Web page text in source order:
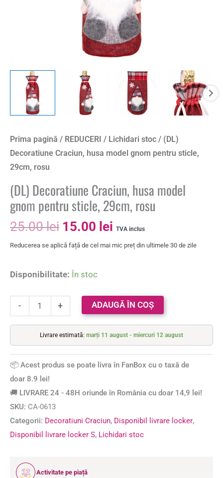
Prima pagină / REDUCERI / Lichidari stoc / (DL)
Decoratiune Craciun, husa model gnom pentru sticle,
29cm, rosu
(DL) Decoratiune Craciun, husa model
gnom pentru sticle, 29cm, rosu
25.00lei 15.00 lei TVA inclus
Reducerea se aplică față de cel mai mic preț din ultimele 30 de zile
Disponibilitate: În stoc
- + ADAUGĂ ÎN COȘ
Livrare estimată: marți 11 august - miercuri 12 august
📦 Acest produs se poate livra în FanBox cu o taxă de
doar 8.9 lei!
🚚 LIVRARE 24 - 48H oriunde în România cu doar 14,9 lei!
SKU: CA-0613
Categorii: Decoratiuni Craciun, Disponibil livrare locker,
Disponibil livrare locker S, Lichidari stoc
12
ANI
Activitate pe piață